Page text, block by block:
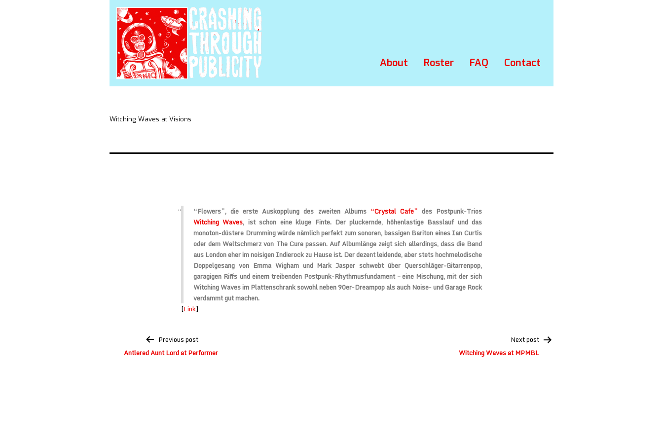
About Roster FAQ Contact
Witching Waves at Visions
“Flowers”, die erste Auskopplung des zweiten Albums “Crystal Cafe” des Postpunk-Trios
Witching Waves, ist schon eine kluge Finte. Der pluckernde, höhenlastige Basslauf und das
monoton-düstere Drumming würde nämlich perfekt zum sonoren, bassigen Bariton eines Ian Curtis
oder dem Weltschmerz von The Cure passen. Auf Albumlänge zeigt sich allerdings, dass die Band
aus London eher im noisigen Indierock zu Hause ist. Der dezent leidende, aber stets hochmelodische
Doppelgesang von Emma Wigham und Mark Jasper schwebt über Querschläger-Gitarrenpop,
garagigen Riffs und einem treibenden Postpunk-Rhythmusfundament – eine Mischung, mit der sich
Witching Waves im Plattenschrank sowohl neben 90er-Dreampop als auch Noise- und Garage Rock
verdammt gut machen.
[Link]
navigation
Previous post
Antlered Aunt Lord at Performer
Next post
Witching Waves at MPMBL